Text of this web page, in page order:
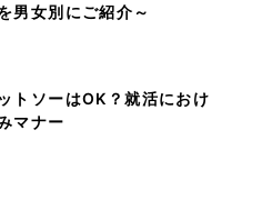
男女別にご紹介～
トソーはOK？就活におけ
マナー